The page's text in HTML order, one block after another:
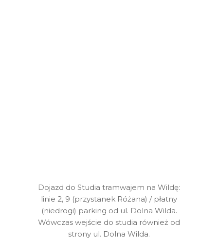
Dojazd do Studia tramwajem na Wildę:
linie 2, 9 (przystanek Różana) / płatny
(niedrogi) parking od ul. Dolna Wilda.
Wówczas wejście do studia również od
strony ul. Dolna Wilda.